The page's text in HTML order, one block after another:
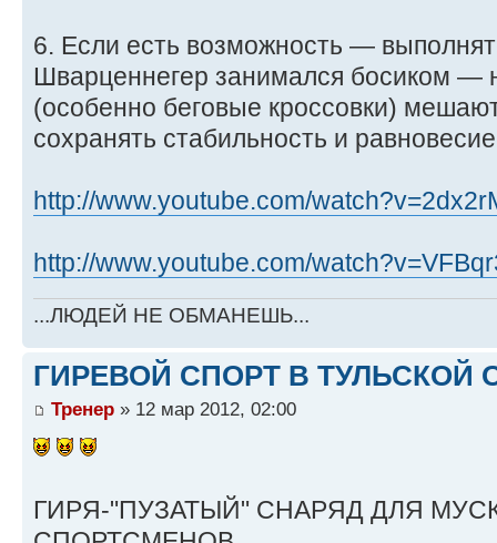
6. Если есть возможность —
Шварценнегер занимался босиком —
(особенно беговые кроссовки)
сохранять стабильность и
http://www.youtube.com/
http://www.youtube.com/
...ЛЮДЕЙ НЕ ОБМАНЕШЬ...
ГИРЕВОЙ СПОРТ В ТУЛЬСКОЙ
Тренер » 12 мар 2012, 02:00
ГИРЯ-"ПУЗАТЫЙ" СНАРЯД ДЛЯ